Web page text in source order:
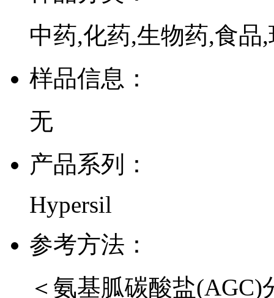
中药,化药,生物药,食品
样品信息：
无
产品系列：
Hypersil
参考方法：
＜氨基胍碳酸盐